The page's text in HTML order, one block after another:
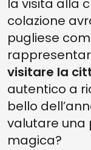
la visita alla
colazione
pugliese
visitare la
autentico a
bello
valutare una
magica?